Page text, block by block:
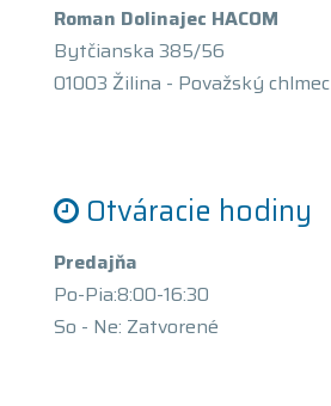
Roman Dolinajec HACOM
Bytčianska 385/56
01003 Žilina - Považský chlmec
Otváracie hodiny
Predajňa
Po-Pia:8:00-16:30
So - Ne: Zatvorené